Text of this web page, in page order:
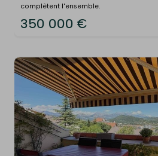
complètent l'ensemble.
350 000 €